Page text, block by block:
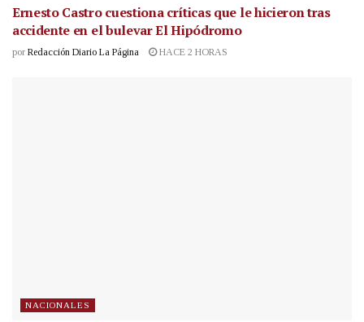
Ernesto Castro cuestiona críticas que le hicieron tras
accidente en el bulevar El Hipódromo
por Redacción Diario La Página HACE 2 HORAS
NACIONALES